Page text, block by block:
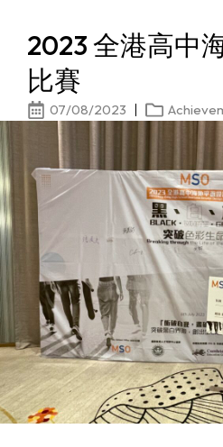
2023 全港高中
比賽
07/08/2023